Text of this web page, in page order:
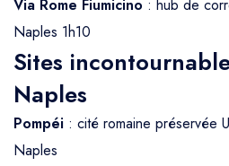
Via Rome Fiumicino : hub de
Naples 1h10
Sites
Naples
Pompéi : cité romaine préservée
Naples